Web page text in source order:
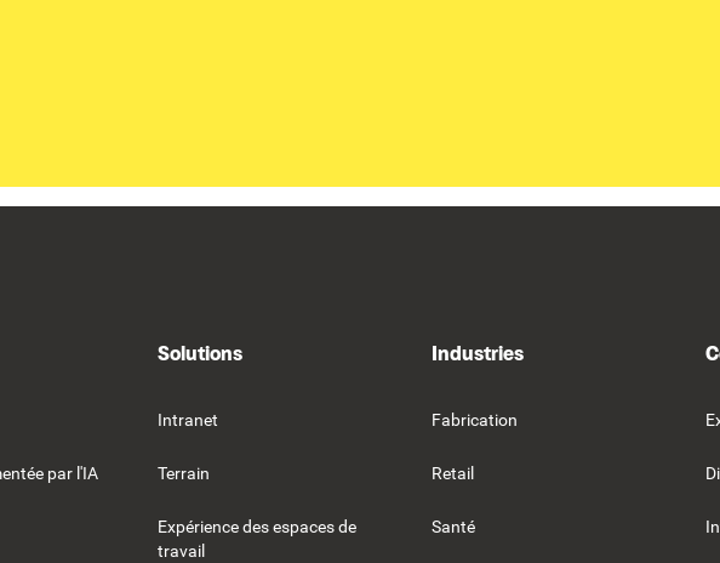
par l'IA
Solutions
Intranet
Terrain
Expérience des espaces de
travail
Industries
Fabrication
Retail
Santé